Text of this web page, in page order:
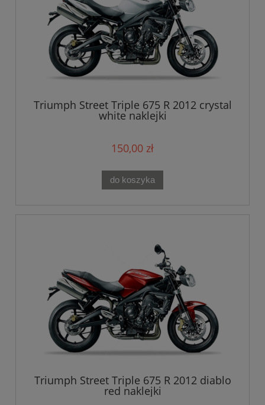
Triumph Street Triple 675 R 2012 crystal
white naklejki
150,00 zł
do koszyka
Triumph Street Triple 675 R 2012 diablo
red naklejki